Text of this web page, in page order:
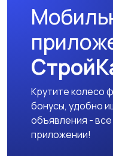
Крутите колесо
бонусы, удобно
объявления -
приложении!